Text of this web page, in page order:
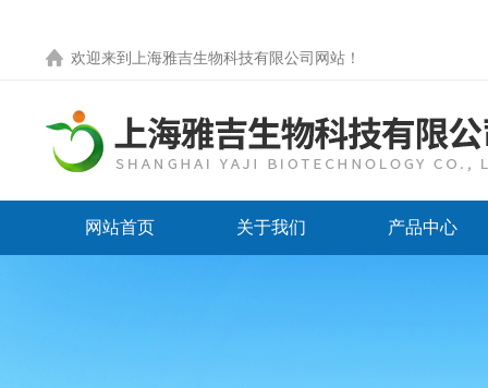
欢迎来到 上海雅吉生物科技有限公司网站 ！
网站首页 关于我们 产品中心